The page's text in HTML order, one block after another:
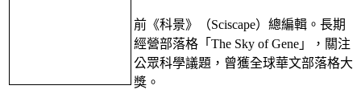
前《科景》（Sciscape）總編輯。長期
經營部落格「The Sky of Gene」，關注
公眾科學議題，曾獲全球華文部落格大
獎。